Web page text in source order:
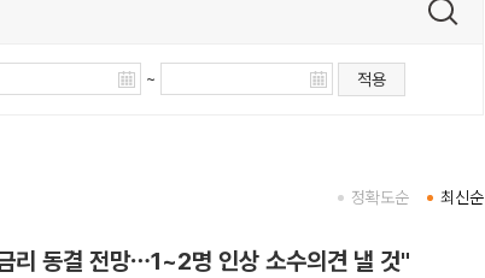
~ 적용
최신순
정확도순
리 동결 전망⋯1~2명 인상 소수의견 낼 것"